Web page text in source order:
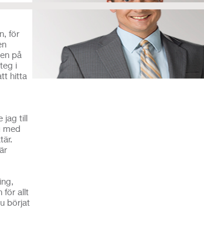
för
på
i
hitta
jag till
med
för allt
börjat